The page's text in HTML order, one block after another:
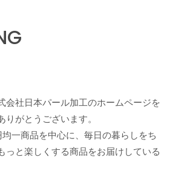
会社日本パール加工のホームページを
りがとうございます。
一商品を中心に、毎日の暮らしをち
っと楽しくする商品をお届けしている